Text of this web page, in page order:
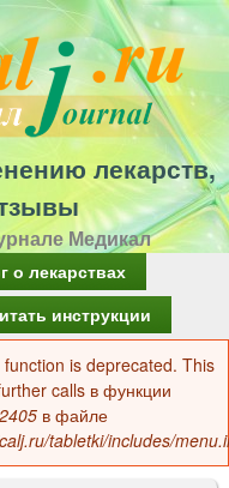
лекарств,
Медикал
о лекарствах
инструкции
is deprecated. This
calls в функции
2405 в файле
tabletki/includes/